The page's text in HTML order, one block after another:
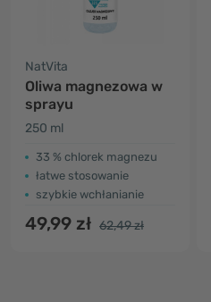
NatVita
Oliwa magnezowa w
sprayu
250 ml
33 % chlorek magnezu
łatwe stosowanie
szybkie wchłanianie
49,99 zł 62,49 zł